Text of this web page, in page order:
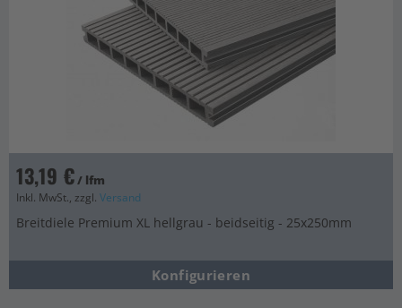
13,19 €/ lfm
Inkl. MwSt., zzgl. Versand
Breitdiele Premium XL hellgrau - beidseitig - 25x250mm
Konfigurieren